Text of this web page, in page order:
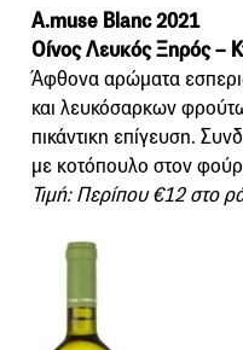
A.muse Blanc 2021
Οίνος Λευκός Ξηρός –
Άφθονα αρώματα
και λευκόσαρκων
πικάντικη επίγευση.
με κοτόπουλο στον
Τιμή: Περίπου €12 στο